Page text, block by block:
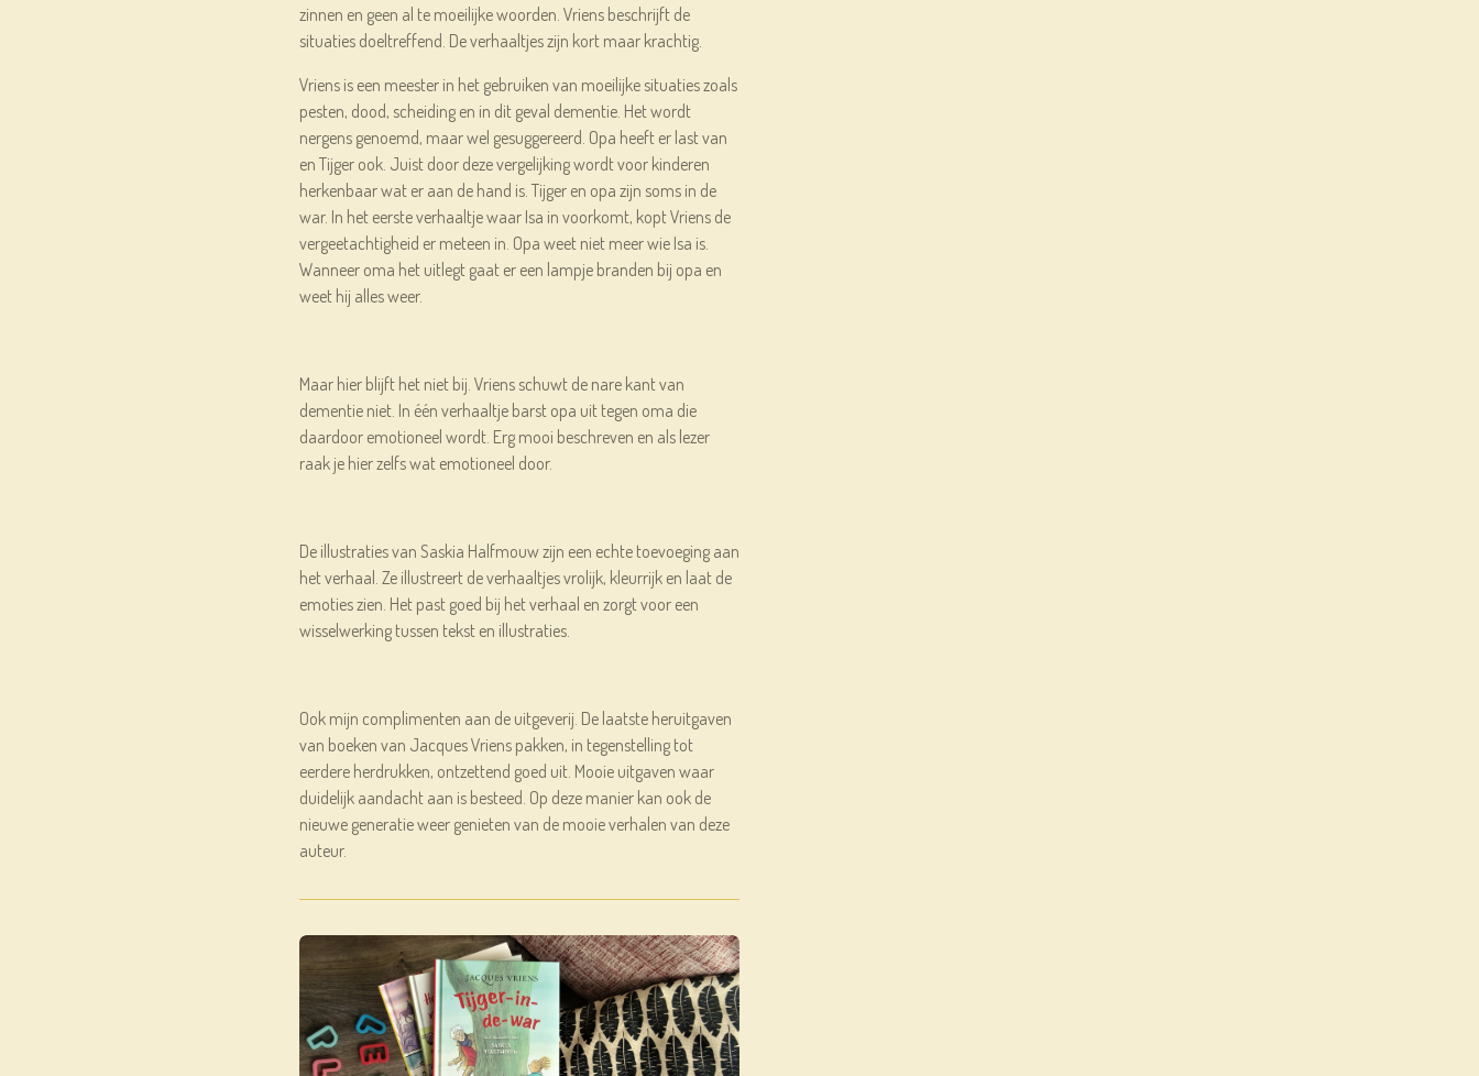
zinnen en geen al te moeilijke woorden. Vriens beschrijft de
situaties doeltreffend. De verhaaltjes zijn kort maar krachtig.
Vriens is een meester in het gebruiken van moeilijke situaties zoals
pesten, dood, scheiding en in dit geval dementie. Het wordt
nergens genoemd, maar wel gesuggereerd. Opa heeft er last van
en Tijger ook. Juist door deze vergelijking wordt voor kinderen
herkenbaar wat er aan de hand is. Tijger en opa zijn soms in de
war. In het eerste verhaaltje waar Isa in voorkomt, kopt Vriens de
vergeetachtigheid er meteen in. Opa weet niet meer wie Isa is.
Wanneer oma het uitlegt gaat er een lampje branden bij opa en
weet hij alles weer.
Maar hier blijft het niet bij. Vriens schuwt de nare kant van
dementie niet. In één verhaaltje barst opa uit tegen oma die
daardoor emotioneel wordt. Erg mooi beschreven en als lezer
raak je hier zelfs wat emotioneel door.
De illustraties van Saskia Halfmouw zijn een echte toevoeging aan
het verhaal. Ze illustreert de verhaaltjes vrolijk, kleurrijk en laat de
emoties zien. Het past goed bij het verhaal en zorgt voor een
wisselwerking tussen tekst en illustraties.
Ook mijn complimenten aan de uitgeverij. De laatste heruitgaven
van boeken van Jacques Vriens pakken, in tegenstelling tot
eerdere herdrukken, ontzettend goed uit. Mooie uitgaven waar
duidelijk aandacht aan is besteed. Op deze manier kan ook de
nieuwe generatie weer genieten van de mooie verhalen van deze
auteur.